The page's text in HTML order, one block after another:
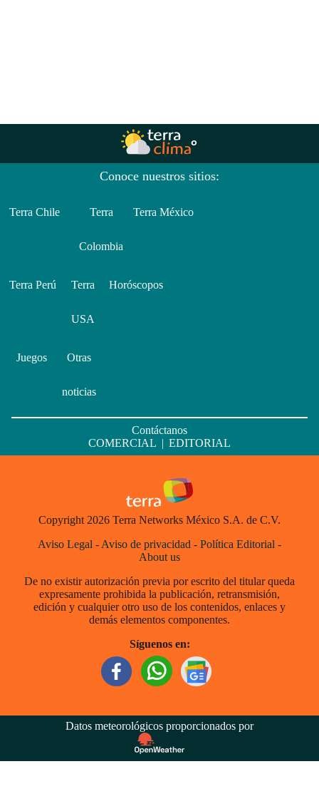
Conoce nuestros sitios:
Terra Chile Terra
Colombia
Terra México
Terra Perú Terra
USA
Horóscopos
Juegos Otras
noticias
Contáctanos
COMERCIAL | EDITORIAL
Copyright 2026 Terra Networks México S.A. de C.V.
Aviso Legal - Aviso de privacidad - Política Editorial -
About us
De no existir autorización previa por escrito del titular queda
expresamente prohibida la publicación, retransmisión,
edición y cualquier otro uso de los contenidos, enlaces y
demás elementos componentes.
Síguenos en:
Datos meteorológicos proporcionados por